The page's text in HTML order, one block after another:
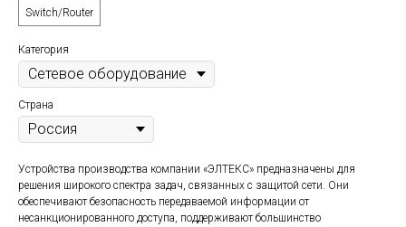
Switch/Router
Категория
Страна
Устройства производства компании «ЭЛТЕКС» предназначены для
решения широкого спектра задач, связанных с защитой сети. Они
обеспечивают безопасность передаваемой информации от
несанкционированного доступа, поддерживают большинство